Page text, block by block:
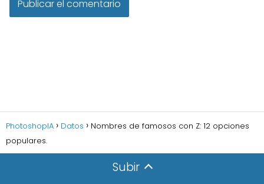
PhotoshopIA Datos
Nombres de famosos con Z: 12 opciones
populares.
Subir